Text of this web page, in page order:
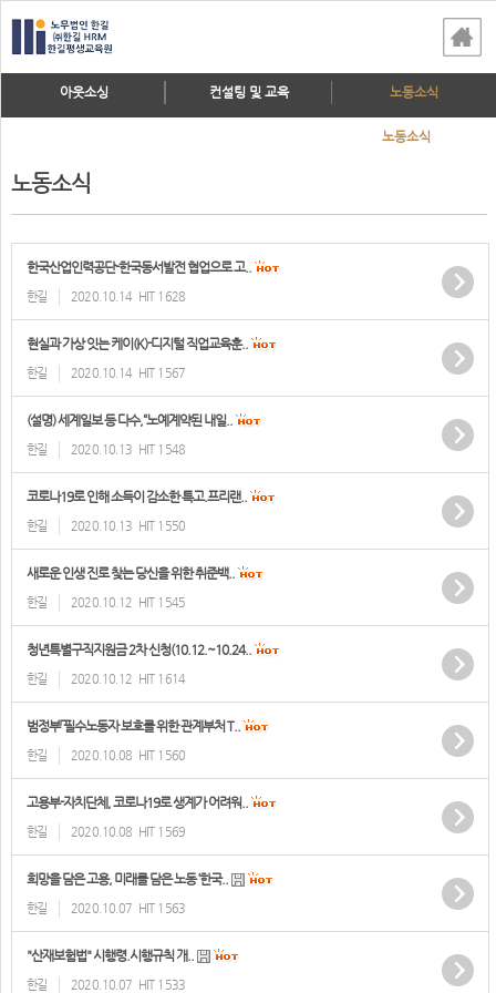
아웃소싱 컨설팅 및 교육 노동소식
노동소식
노동소식
한국산업인력공단-한국동서발전 협업으로 고..
한길 2020.10.14 HIT 1628
현실과 가상 잇는 케이(K)-디지털 직업교육훈..
한길 2020.10.14 HIT 1567
(설명) 세계일보 등 다수,“노예계약된 내일..
한길 2020.10.13 HIT 1548
코로나19로 인해 소득이 감소한 특고.프리랜..
한길 2020.10.13 HIT 1550
새로운 인생 진로 찾는 당신을 위한 취준백..
한길 2020.10.12 HIT 1545
청년특별구직지원금 2차 신청(10.12.~10.24..
한길 2020.10.12 HIT 1614
범정부「필수노동자 보호를 위한 관계부처 T..
한길 2020.10.08 HIT 1560
고용부-자치단체, 코로나19로 생계가 어려워..
한길 2020.10.08 HIT 1569
희망을 담은 고용, 미래를 담은 노동 ‘한국..
한길 2020.10.07 HIT 1563
"산재보험법" 시행령.시행규칙 개..
한길 2020.10.07 HIT 1533